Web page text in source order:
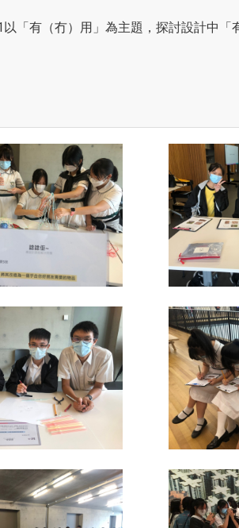
「有（冇）用」為主題，探討設計中「